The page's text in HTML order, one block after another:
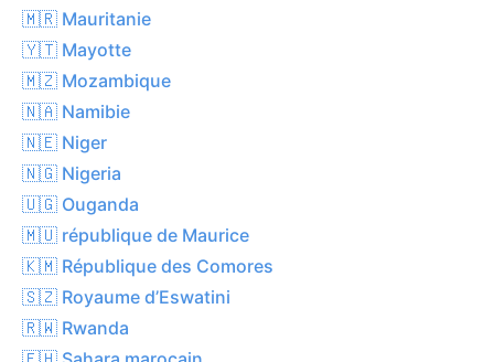
🇲🇷 Mauritanie
🇾🇹 Mayotte
🇲🇿 Mozambique
🇳🇦 Namibie
🇳🇪 Niger
🇳🇬 Nigeria
🇺🇬 Ouganda
🇲🇺 république de Maurice
🇰🇲 République des Comores
🇸🇿 Royaume d’Eswatini
🇷🇼 Rwanda